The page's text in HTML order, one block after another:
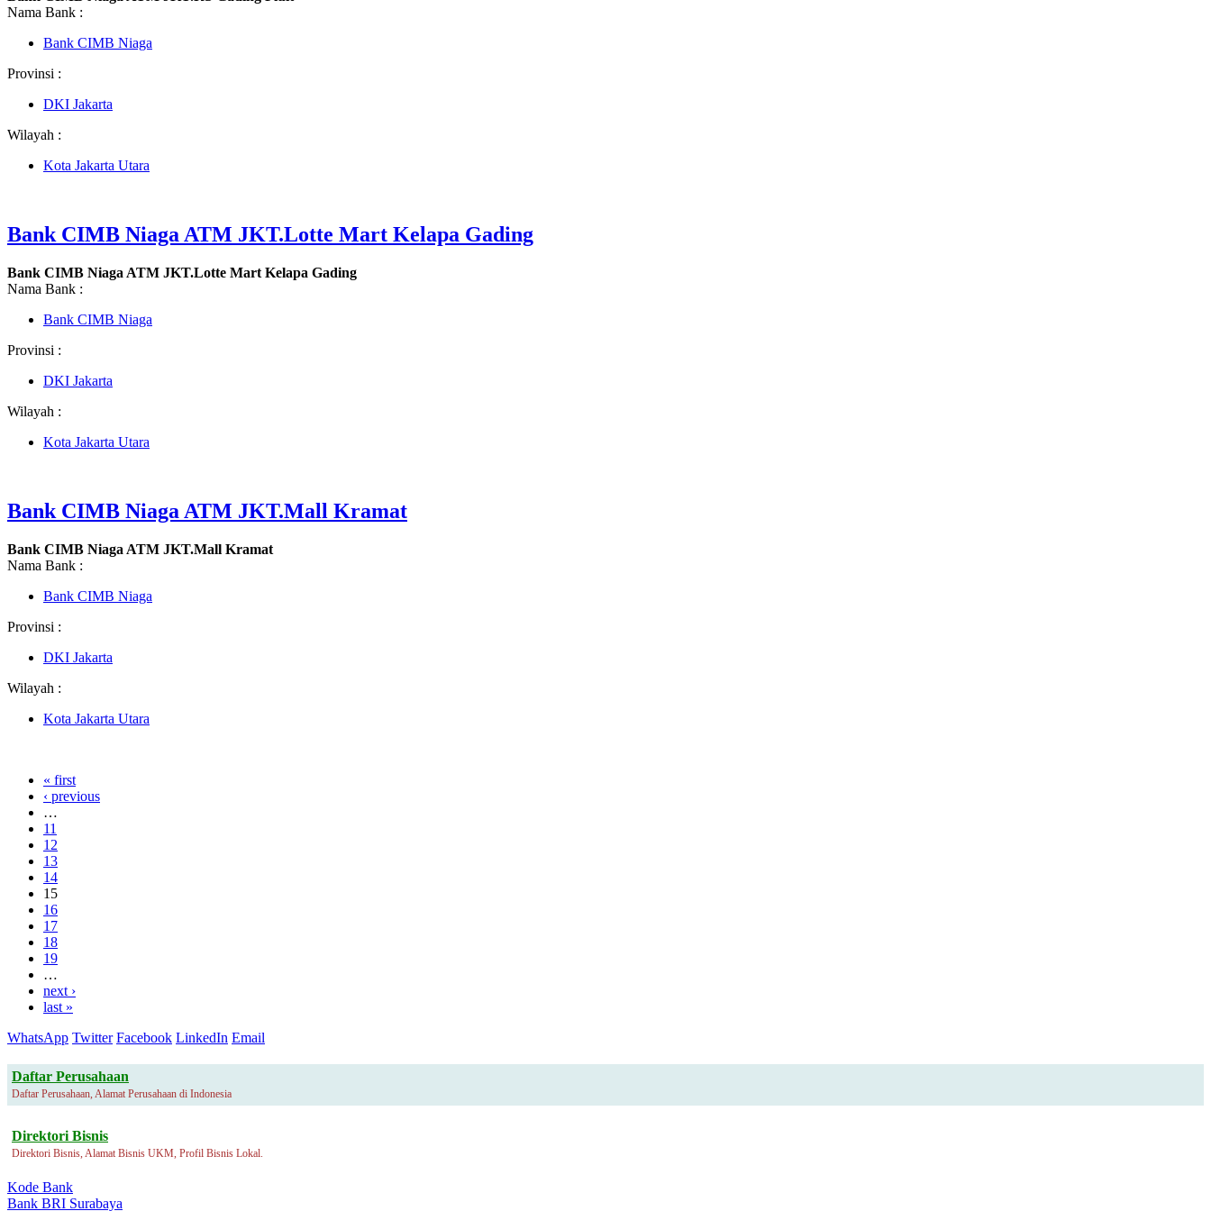
Nama Bank :
Bank CIMB Niaga
Provinsi :
DKI Jakarta
Wilayah :
Kota Jakarta Utara
Bank CIMB Niaga ATM JKT.Lotte Mart Kelapa Gading
Bank CIMB Niaga ATM JKT.Lotte Mart Kelapa Gading
Nama Bank :
Bank CIMB Niaga
Provinsi :
DKI Jakarta
Wilayah :
Kota Jakarta Utara
Bank CIMB Niaga ATM JKT.Mall Kramat
Bank CIMB Niaga ATM JKT.Mall Kramat
Nama Bank :
Bank CIMB Niaga
Provinsi :
DKI Jakarta
Wilayah :
Kota Jakarta Utara
« first
‹ previous
…
11
12
13
14
15
16
17
18
19
…
next ›
last »
WhatsApp Twitter Facebook LinkedIn Email
Daftar Perusahaan
Daftar Perusahaan, Alamat Perusahaan di Indonesia
Direktori Bisnis
Direktori Bisnis, Alamat Bisnis UKM, Profil Bisnis Lokal.
Kode Bank
Bank BRI Surabaya